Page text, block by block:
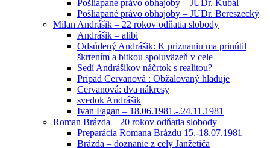
Pošliapané právo obhajoby – JUDr. Kubál
Pošliapané právo obhajoby – JUDr. Bereszecký
Milan Andrášik – 22 rokov odňatia slobody
Andrášik – alibi
Odsúdený Andrášik: K priznaniu ma prinútil
škrtením a bitkou spoluväzeň v cele
Sedí Andrášikov náčrtok s realitou?
Prípad Cervanová : Obžalovaný hladuje
Cervanová: dva nákresy
svedok Andrášik
Ivan Fagan – 18.06.1981.-.24.11.1981
Roman Brázda – 20 rokov odňatia slobody
Preparácia Romana Brázdu 15.-18.07.1981
Brázda – doznanie z cely Janžetiča